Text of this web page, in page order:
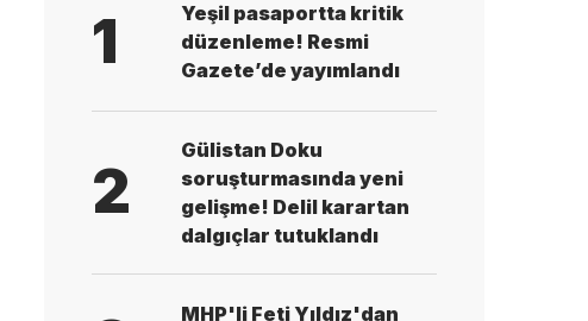
1
Yeşil pasaportta kritik
düzenleme! Resmi
Gazete’de yayımlandı
2
Gülistan Doku
soruşturmasında yeni
gelişme! Delil karartan
dalgıçlar tutuklandı
MHP'li Feti Yıldız'dan